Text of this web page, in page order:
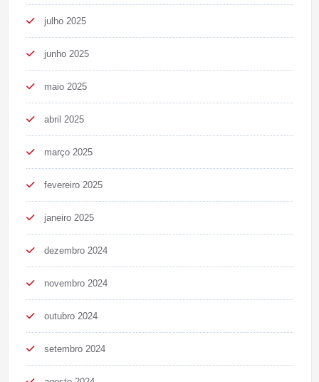
julho 2025
junho 2025
maio 2025
abril 2025
março 2025
fevereiro 2025
janeiro 2025
dezembro 2024
novembro 2024
outubro 2024
setembro 2024